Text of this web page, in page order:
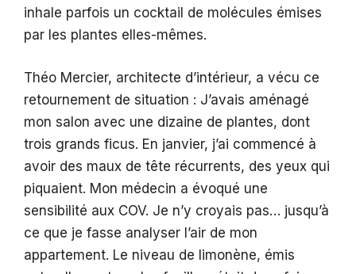
inhale parfois un cocktail de molécules émises
par les plantes elles-mêmes.
Théo Mercier, architecte d’intérieur, a vécu ce
retournement de situation : J’avais aménagé
mon salon avec une dizaine de plantes, dont
trois grands ficus. En janvier, j’ai commencé à
avoir des maux de tête récurrents, des yeux qui
piquaient. Mon médecin a évoqué une
sensibilité aux COV. Je n’y croyais pas… jusqu’à
ce que je fasse analyser l’air de mon
appartement. Le niveau de limonène, émis